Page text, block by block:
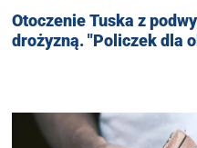
Otoczenie Tuska z
drożyzną. "Policzek dla